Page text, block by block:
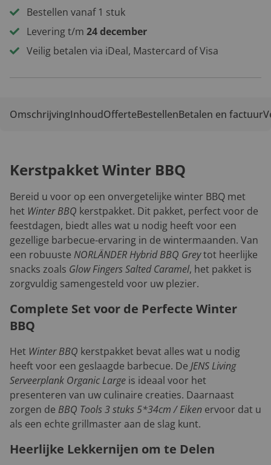
Bestellen vanaf 1 stuk
Levering t/m 24 december
Veilig betalen via iDeal, Mastercard of Visa
OmschrijvingInhoudOfferteBestellenBetalen en factuur
Kerstpakket Winter BBQ
Bereid u voor op een onvergetelijke winter BBQ met
het Winter BBQ kerstpakket. Dit pakket, perfect voor de
feestdagen, biedt alles wat u nodig heeft voor een
gezellige barbecue-ervaring in de wintermaanden. Van
een robuuste NORLÄNDER Hybrid BBQ Greytot heerlijke
snacks zoals Glow Fingers Salted Caramel, het pakket is
zorgvuldig samengesteld voor uw plezier.
Complete Set voor de Perfecte Winter
BBQ
Het Winter BBQ kerstpakket bevat alles wat u nodig
heeft voor een geslaagde barbecue. De JENS Living
Serveerplank Organic Large is ideaal voor het
presenteren van uw culinaire creaties. Daarnaast
zorgen de BBQ Tools 3 stuks 5*34cm / Eiken ervoor dat u
als een echte grillmaster aan de slag kunt.
Heerlijke Lekkernijen om te Delen